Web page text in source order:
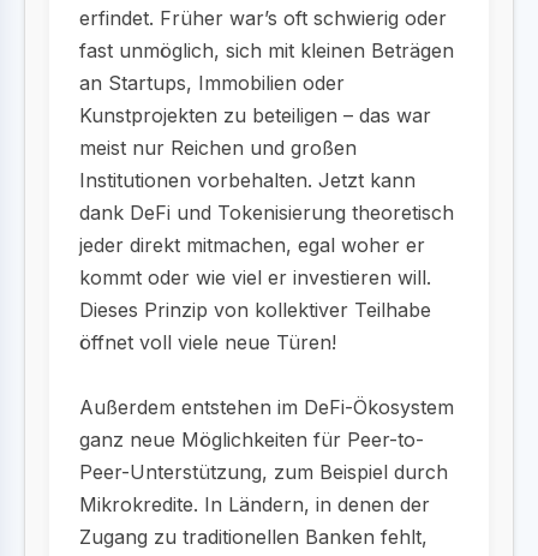
erfindet. Früher war’s oft schwierig oder
fast unmöglich, sich mit kleinen Beträgen
an Startups, Immobilien oder
Kunstprojekten zu beteiligen – das war
meist nur Reichen und großen
Institutionen vorbehalten. Jetzt kann
dank DeFi und Tokenisierung theoretisch
jeder direkt mitmachen, egal woher er
kommt oder wie viel er investieren will.
Dieses Prinzip von kollektiver Teilhabe
öffnet voll viele neue Türen!
Außerdem entstehen im DeFi-Ökosystem
ganz neue Möglichkeiten für Peer-to-
Peer-Unterstützung, zum Beispiel durch
Mikrokredite. In Ländern, in denen der
Zugang zu traditionellen Banken fehlt,